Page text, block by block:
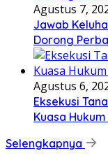
Agustus 7,
Jawab
Dorong
Agustus 6,
Eksekusi
Kuasa
Selengkapnya